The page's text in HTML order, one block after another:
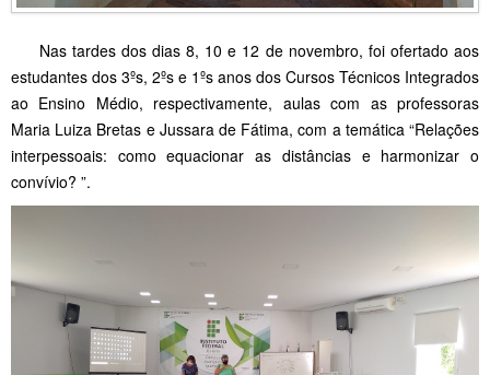
Nas tardes dos dias 8, 10 e 12 de novembro, foi ofertado aos
estudantes dos 3ºs, 2ºs e 1ºs anos dos Cursos Técnicos Integrados
ao Ensino Médio, respectivamente, aulas com as professoras
Maria Luiza Bretas e Jussara de Fátima, com a temática “Relações
interpessoais: como equacionar as distâncias e harmonizar o
convívio? ”.